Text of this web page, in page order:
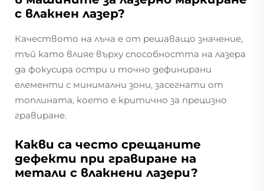
с влакнен лазер?
Качеството на лъча е от решаващо значение,
тъй като влияе върху способността на лазера
да фокусира остри и точно дефинирани
елементи с минимални зони, засегнати от
топлината, което е критично за прецизно
гравиране.
Какви са често срещаните
дефекти при гравиране на
метали с влакнени лазери?